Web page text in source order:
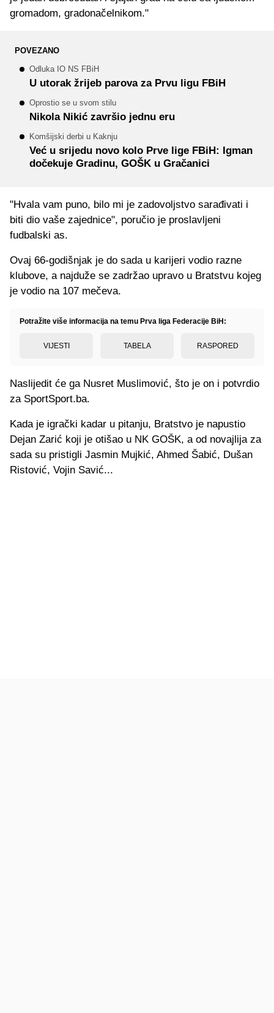
gromadom, gradonačelnikom."
POVEZANO
Odluka IO NS FBiH
U utorak žrijeb parova za Prvu ligu FBiH
Oprostio se u svom stilu
Nikola Nikić završio jednu eru
Komšijski derbi u Kaknju
Već u srijedu novo kolo Prve lige FBiH: Igman
dočekuje Gradinu, GOŠK u Gračanici
"Hvala vam puno, bilo mi je zadovoljstvo sarađivati i
biti dio vaše zajednice", poručio je proslavljeni
fudbalski as.
Ovaj 66-godišnjak je do sada u karijeri vodio razne
klubove, a najduže se zadržao upravo u Bratstvu kojeg
je vodio na 107 mečeva.
Potražite više informacija na temu Prva liga Federacije BiH:
VIJESTI TABELA RASPORED
Naslijedit će ga Nusret Muslimović, što je on i potvrdio
za SportSport.ba.
Kada je igrački kadar u pitanju, Bratstvo je napustio
Dejan Zarić koji je otišao u NK GOŠK, a od novajlija za
sada su pristigli Jasmin Mujkić, Ahmed Šabić, Dušan
Ristović, Vojin Savić...